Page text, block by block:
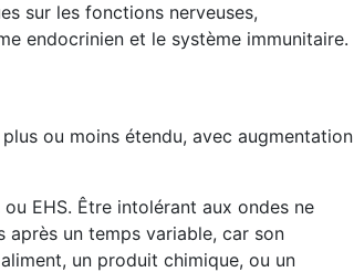
sur les fonctions nerveuses,
endocrinien et le système immunitaire.
ou moins étendu, avec augmentation
EHS. Être intolérant aux ondes ne
après un temps variable, car son
un produit chimique, ou un